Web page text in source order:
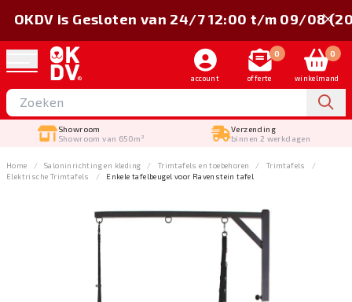
account
0
offerte
0
winkelmand
Showroom
Showroom van 650m²
Verzending
binnen 2 werkdagen
OKDV is Gesloten van 24/7 12:00 t/m 09/08
Home Salon­inrichting en kleding Trimtafels en toebehoren
Trimtafels
Elektrische Trimtafels
Enkele tafelbeugel voor Ravenstein tafel